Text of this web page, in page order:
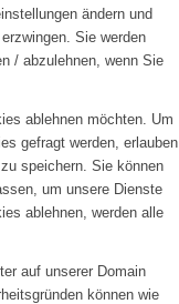
ändern und
Sie werden
/ abzulehnen, wenn Sie
ablehnen möchten. Um
gefragt werden, erlauben
speichern. Sie können
um unsere Dienste
ablehnen, werden alle
auf unserer Domain
können wie